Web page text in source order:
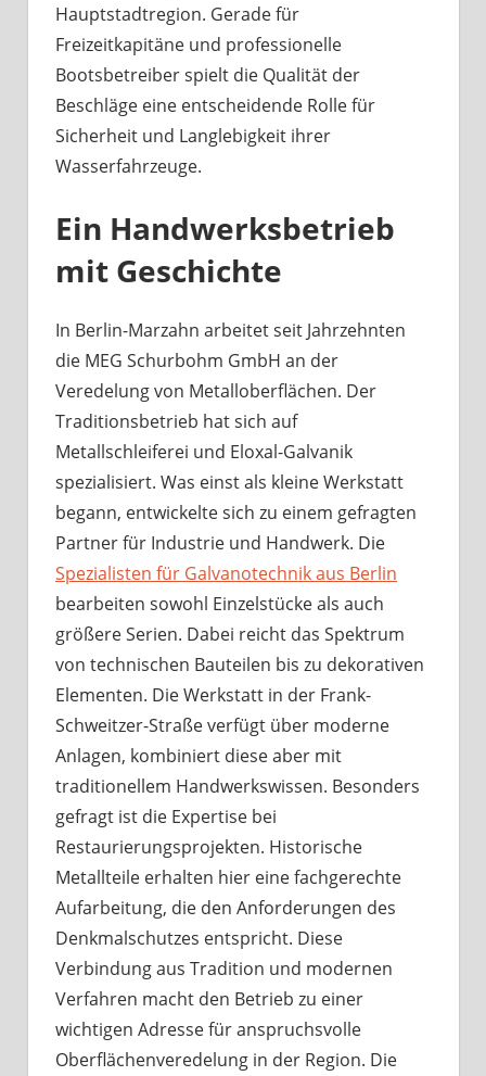
Hauptstadtregion. Gerade für
Freizeitkapitäne und professionelle
Bootsbetreiber spielt die Qualität der
Beschläge eine entscheidende Rolle für
Sicherheit und Langlebigkeit ihrer
Wasserfahrzeuge.
Ein Handwerksbetrieb
mit Geschichte
In Berlin-Marzahn arbeitet seit Jahrzehnten
die MEG Schurbohm GmbH an der
Veredelung von Metalloberflächen. Der
Traditionsbetrieb hat sich auf
Metallschleiferei und Eloxal-Galvanik
spezialisiert. Was einst als kleine Werkstatt
begann, entwickelte sich zu einem gefragten
Partner für Industrie und Handwerk. Die
Spezialisten für Galvanotechnik aus Berlin
bearbeiten sowohl Einzelstücke als auch
größere Serien. Dabei reicht das Spektrum
von technischen Bauteilen bis zu dekorativen
Elementen. Die Werkstatt in der Frank-
Schweitzer-Straße verfügt über moderne
Anlagen, kombiniert diese aber mit
traditionellem Handwerkswissen. Besonders
gefragt ist die Expertise bei
Restaurierungsprojekten. Historische
Metallteile erhalten hier eine fachgerechte
Aufarbeitung, die den Anforderungen des
Denkmalschutzes entspricht. Diese
Verbindung aus Tradition und modernen
Verfahren macht den Betrieb zu einer
wichtigen Adresse für anspruchsvolle
Oberflächenveredelung in der Region. Die